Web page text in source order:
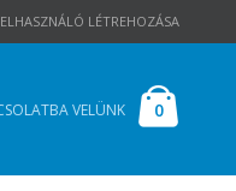
LÉTREHOZÁSA
0elemek
VELÜNK